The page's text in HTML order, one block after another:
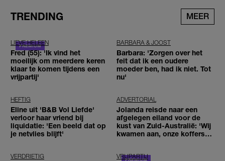
TRENDING MEER
LIEVE HELEEN
Fred (55): 'Ik vind het
moeilijk om meerdere keren
klaar te komen tijdens een
vrijpartij'
BARBARA & JOOST
Barbara: 'Zorgen over het
feit dat ik een oudere
moeder ben, had ik niet. Tot
nu'
HEFTIG
Eline uit 'B&B Vol Liefde'
verloor haar vriend bij
liquidatie: 'Een beeld dat op
je netvlies blijft'
ADVERTORIAL
Jolanda reisde naar een
afgelegen eiland voor de
kust van Zuid-Australië: 'Wij
kwamen aan, onze koffers
VERDRIETIG VRIJPARTIJ